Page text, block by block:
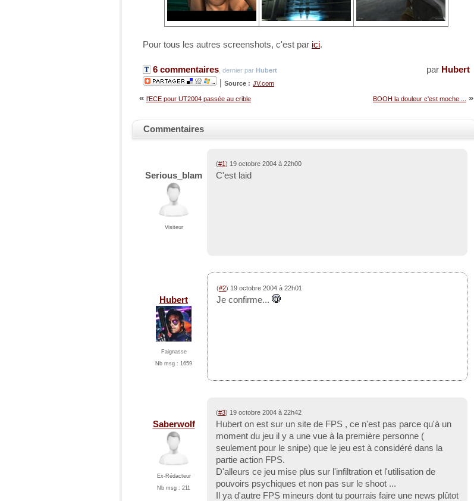
Pour tous les autres screenshots, c'est par ici.
par Hubert
6 commentaires , dernier par Hubert
Source : JV.com
BOOH la douleur c'est moche ... »
« l'ECE pour UT2004 passée au crible
Commentaires
Serious_blam
Visiteur
(#1) 19 octobre 2004 à 22h00
C'est laid
Hubert
Faignasse
Nb msg : 1659
(#2) 19 octobre 2004 à 22h01
Je confirme...
Saberwolf
Ex-Rédacteur
Nb msg : 211
(#3) 19 octobre 2004 à 22h42
Hubert on est sur un site de FPS , ce n'est pas parce qu'à un
moment du jeu il y a une vue à la première personne (
seulement pour le snipe) que le jeu est à considéré dans la
partie action FPS.
D'alleurs ce jeu mise plus sur l'infiltration et l'utilisation de
pouvoirs psychiques et non pas sur le shoot ...
Il ya d'autre FPS mineurs dont tu pourrais faire une news plûtot